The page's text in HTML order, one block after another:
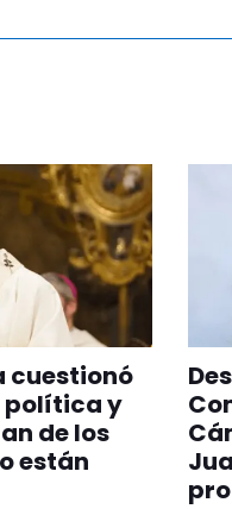
cuestionó
política y
de los
están